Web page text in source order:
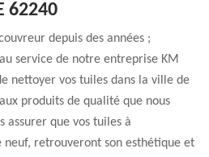
62240
depuis des années ;
service de notre entreprise KM
nettoyer vos tuiles dans la ville de
produits de qualité que nous
assurer que vos tuiles à
retrouveront son esthétique et